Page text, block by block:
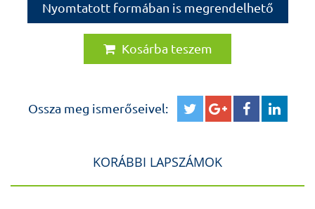
dr., Kaiser László dr.279
TOVÁBBKÉPZÉS MINT KONGRESSZUSI BESZÁMOLÓ
ESPGHAN Táplálkozástudományi továbbképzés (Nutrition
A gyermekkori elhízás megelőzése
Munkácsy és a magyar realizmus festészete Hajóson
TALLÓZÓ
Nyomtatott formában is megrendelhető
Kosárba teszem
Ossza meg ismerőseivel:
KORÁBBI LAPSZÁMOK